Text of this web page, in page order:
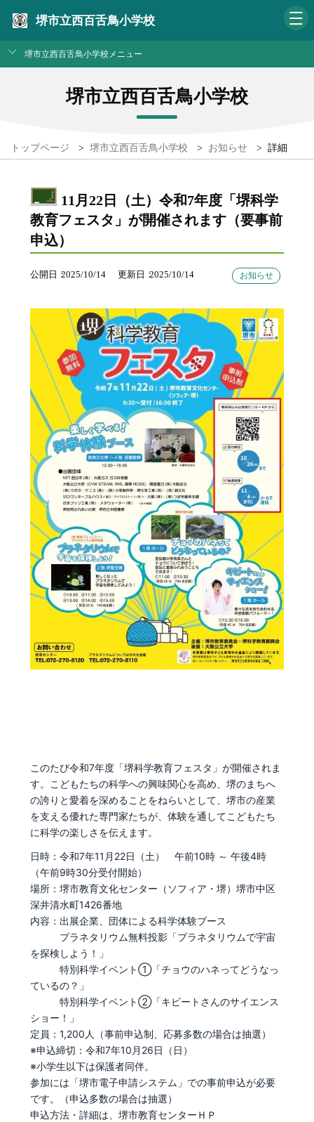
堺市立西百舌鳥小学校
堺市立西百舌鳥小学校メニュー
堺市立西百舌鳥小学校
トップページ > 堺市立西百舌鳥小学校 > お知らせ > 詳細
11月22日（土）令和7年度「堺科学
教育フェスタ」が開催されます（要事前
申込）
公開日 2025/10/14 更新日 2025/10/14 お知らせ
このたび令和7年度「堺科学教育フェスタ」が開催されま
す。こどもたちの科学への興味関心を高め、堺のまちへ
の誇りと愛着を深めることをねらいとして、堺市の産業
を支える優れた専門家たちが、体験を通してこどもたち
に科学の楽しさを伝えます。
日時：令和7年11月22日（土） 午前10時 ～ 午後4時
（午前9時30分受付開始）
場所：堺市教育文化センター（ソフィア・堺）堺市中区
深井清水町1426番地
内容：出展企業、団体による科学体験ブース
プラネタリウム無料投影「プラネタリウムで宇宙
を探検しよう！」
特別科学イベント①「チョウのハネってどうなっ
ているの？」
特別科学イベント②「キビートさんのサイエンス
ショー！」
定員：1,200人（事前申込制、応募多数の場合は抽選）
※申込締切：令和7年10月26日（日）
※小学生以下は保護者同伴。
参加には「堺市電子申請システム」での事前申込が必要
です。（申込多数の場合は抽選）
申込方法・詳細は、堺市教育センターＨＰ